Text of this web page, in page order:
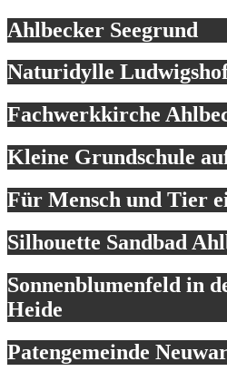
Ahlbecker Seegrund
Naturidylle
Fachwerkkirche
Kleine Grundschule
Für Mensch und Tier
Silhouette Sandbad
Sonnenblumenfeld in
Heide
Patengemeinde